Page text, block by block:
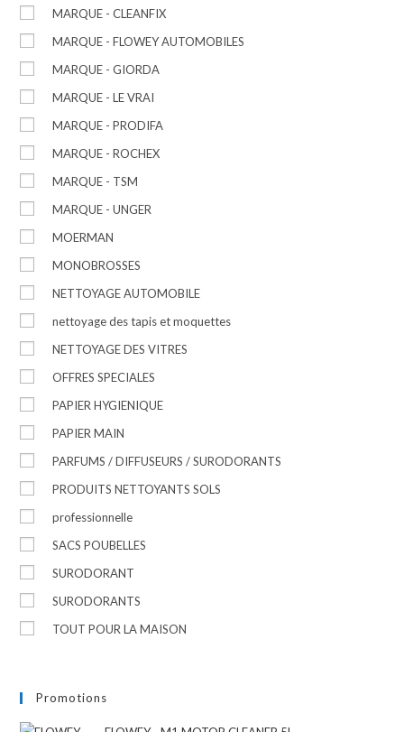
MARQUE - CLEANFIX
MARQUE - FLOWEY AUTOMOBILES
MARQUE - GIORDA
MARQUE - LE VRAI
MARQUE - PRODIFA
MARQUE - ROCHEX
MARQUE - TSM
MARQUE - UNGER
MOERMAN
MONOBROSSES
NETTOYAGE AUTOMOBILE
nettoyage des tapis et moquettes
NETTOYAGE DES VITRES
OFFRES SPECIALES
PAPIER HYGIENIQUE
PAPIER MAIN
PARFUMS / DIFFUSEURS / SURODORANTS
PRODUITS NETTOYANTS SOLS
professionnelle
SACS POUBELLES
SURODORANT
SURODORANTS
TOUT POUR LA MAISON
Promotions